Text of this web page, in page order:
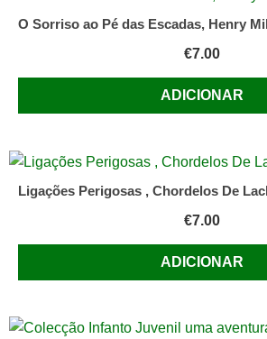
O Sorriso ao Pé das Escadas, Henry
€7.00
ADICIONAR
Ligações Perigosas , Chordelos De
€7.00
ADICIONAR